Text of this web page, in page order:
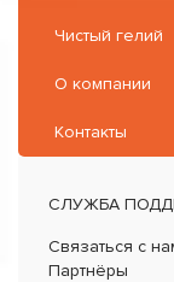
Чистый гелий
О компании
Контакты
СЛУЖБА
Связаться с
Партнёры